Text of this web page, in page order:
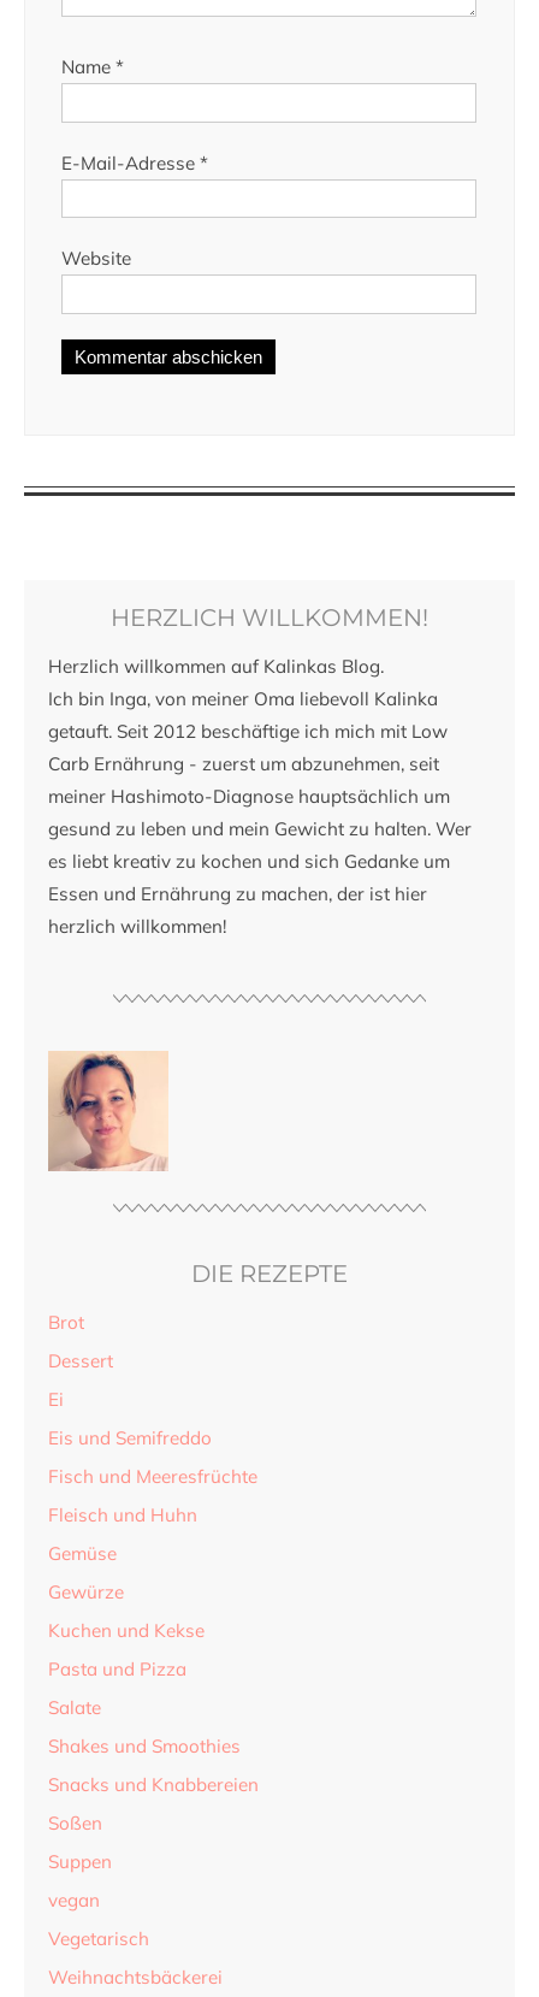
Name *
E-Mail-Adresse *
Website
HERZLICH WILLKOMMEN!
Herzlich willkommen auf Kalinkas Blog.
Ich bin Inga, von meiner Oma liebevoll Kalinka
getauft. Seit 2012 beschäftige ich mich mit Low
Carb Ernährung - zuerst um abzunehmen, seit
meiner Hashimoto-Diagnose hauptsächlich um
gesund zu leben und mein Gewicht zu halten. Wer
es liebt kreativ zu kochen und sich Gedanke um
Essen und Ernährung zu machen, der ist hier
herzlich willkommen!
DIE REZEPTE
Brot
Dessert
Ei
Eis und Semifreddo
Fisch und Meeresfrüchte
Fleisch und Huhn
Gemüse
Gewürze
Kuchen und Kekse
Pasta und Pizza
Salate
Shakes und Smoothies
Snacks und Knabbereien
Soßen
Suppen
vegan
Vegetarisch
Weihnachtsbäckerei